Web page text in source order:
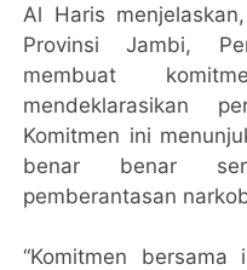
Al Haris
Provinsi Jambi,
membuat
mendeklarasikan
Komitmen ini
benar benar
pemberantasan
“Komitmen